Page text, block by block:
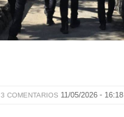
3 COMENTARIOS 11/05/2026 - 16:18